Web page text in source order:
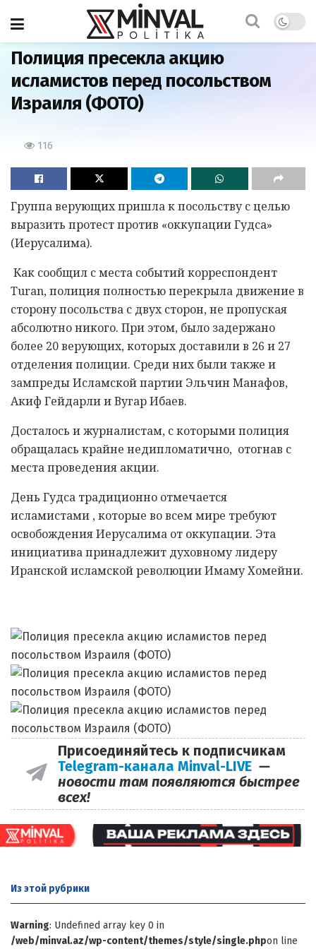
Главная
Полиция пресекла акцию
исламистов перед посольством
Израиля (ФОТО)
116
Группа верующих пришла к посольству с целью
выразить протест против «оккупации Гудса»
(Иерусалима).
Как сообщил с места событий корреспондент
Turan, полиция полностью перекрыла движение в
сторону посольства с двух сторон, не пропуская
абсолютно никого. При этом, было задержано
более 20 верующих, которых доставили в 26 и 27
отделения полиции. Среди них были также и
зампреды Исламской партии Эльчин Манафов,
Акиф Гейдарли и Вугар Ибаев.
Досталось и журналистам, с которыми полиция
обращалась крайне недипломатично, отогнав с
места проведения акции.
День Гудса традиционно отмечается
исламистами , которые во всем мире требуют
освобождения Иерусалима от оккупации. Эта
инициатива принадлежит духовному лидеру
Иранской исламской революции Имаму Хомейни.
Присоединяйтесь к подписчикам
Telegram-канала Minval-LIVE —
новости там появляются быстрее
всех!
Из этой рубрики
Warning: Undefined array key 0 in
/web/minval.az/wp-content/themes/style/single.phpon line